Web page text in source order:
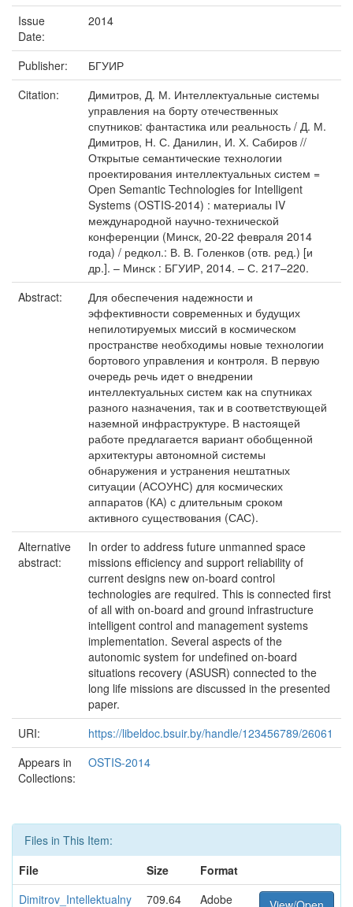
Issue
Date:
2014
Publisher:
БГУИР
Citation:
Димитров, Д. М. Интеллектуальные системы
управления на борту отечественных
спутников: фантастика или реальность / Д. М.
Димитров, Н. С. Данилин, И. Х. Сабиров //
Открытые семантические технологии
проектирования интеллектуальных систем =
Open Semantic Technologies for Intelligent
Systems (OSTIS-2014) : материалы IV
международной научно-технической
конференции (Минск, 20-22 февраля 2014
года) / редкол.: В. В. Голенков (отв. ред.) [и
др.]. – Минск : БГУИР, 2014. – С. 217–220.
Abstract:
Для обеспечения надежности и
эффективности современных и будущих
непилотируемых миссий в космическом
пространстве необходимы новые технологии
бортового управления и контроля. В первую
очередь речь идет о внедрении
интеллектуальных систем как на спутниках
разного назначения, так и в соответствующей
наземной инфраструктуре. В настоящей
работе предлагается вариант обобщенной
архитектуры автономной системы
обнаружения и устранения нештатных
ситуации (АСОУНС) для космических
аппаратов (КА) с длительным сроком
активного существования (САС).
Alternative
abstract:
In order to address future unmanned space
missions efficiency and support reliability of
current designs new on-board control
technologies are required. This is connected first
of all with on-board and ground infrastructure
intelligent control and management systems
implementation. Several aspects of the
autonomic system for undefined on-board
situations recovery (ASUSR) connected to the
long life missions are discussed in the presented
paper.
URI:
https://libeldoc.bsuir.by/handle/123456789/26061
Appears in
Collections:
OSTIS-2014
Files in This Item:
File
Size
Format
Dimitrov_Intellektualny
709.64 Adobe